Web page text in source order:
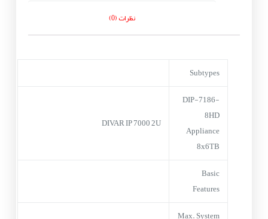
نظرات (0)
Subtypes
DIP-7186-
8HD
Appliance
8x6TB
DIVAR IP 7000 2U
Basic
Features
Max. System